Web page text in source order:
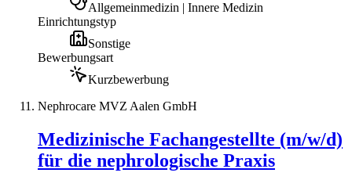
Allgemeinmedizin | Innere Medizin
Einrichtungstyp
Sonstige
Bewerbungsart
Kurzbewerbung
Nephrocare MVZ Aalen GmbH
Medizinische Fachangestellte (m/w/d)
für die nephrologische Praxis